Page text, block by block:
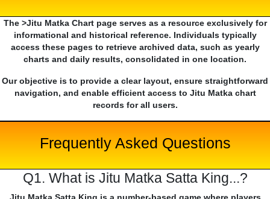
The >Jitu Matka Chart page serves as a resource exclusively for
informational and historical reference. Individuals typically
access these pages to retrieve archived data, such as yearly
charts and daily results, consolidated in one location.
Our objective is to provide a clear layout, ensure straightforward
navigation, and enable efficient access to Jitu Matka chart
records for all users.
Frequently Asked Questions
Q1. What is Jitu Matka Satta King...?